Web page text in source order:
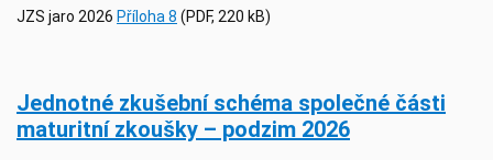
JZS jaro 2026 Příloha 8 (PDF, 220 kB)
Jednotné zkušební schéma společné části
maturitní zkoušky – podzim 2026